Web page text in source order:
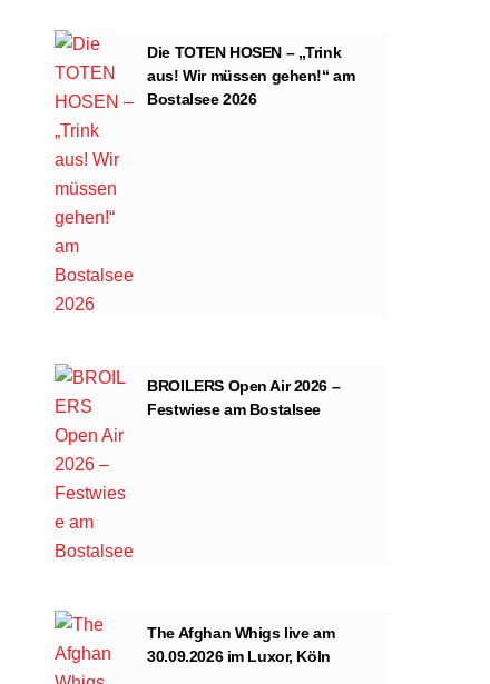
Die TOTEN HOSEN – „Trink
aus! Wir müssen gehen!“ am
Bostalsee 2026
BROILERS Open Air 2026 –
Festwiese am Bostalsee
The Afghan Whigs live am
30.09.2026 im Luxor, Köln